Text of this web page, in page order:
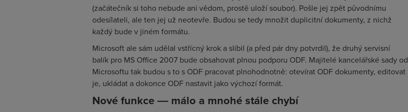
(začátečník si toho nebude ani vědom, prostě uloží soubor). Pošle jej zpět původnímu
odesílateli, ale ten jej už neotevře. Budou se tedy množit duplicitní dokumenty, z nichž
každý bude v jiném formátu.
Microsoft ale sám udělal vstřícný krok a slíbil (a před pár dny potvrdil), že druhý servisní
balík pro MS Office 2007 bude obsahovat plnou podporu ODF. Majitelé kancelářské sady od
Microsoftu tak budou s to s ODF pracovat plnohodnotně: otevírat ODF dokumenty, editovat
je, ukládat a dokonce ODF nastavit jako výchozí formát.
Nové funkce ― málo a mnohé stále chybí